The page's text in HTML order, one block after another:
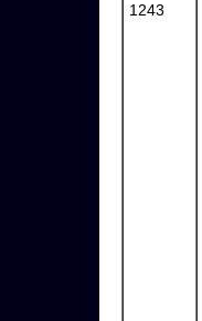
1243